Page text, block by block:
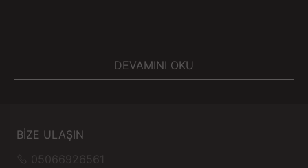
DEVAMINI OKU
BİZE ULAŞIN
05066926561